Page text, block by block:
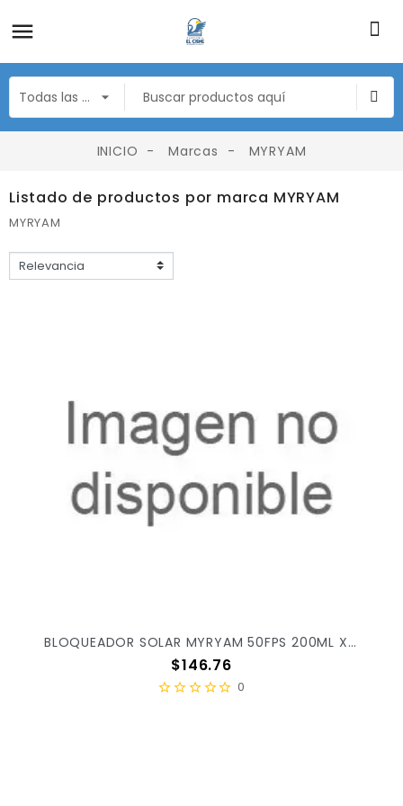
INICIO Marcas MYRYAM
Listado de productos por marca MYRYAM
MYRYAM
BLOQUEADOR SOLAR MYRYAM 50FPS 200ML X/25
Precio
$146.76
0